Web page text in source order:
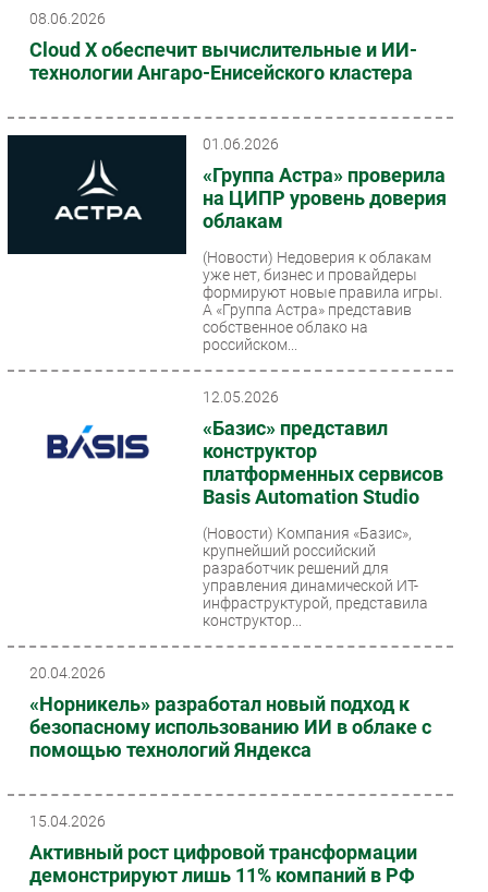
Каталог компаний
08.06.2026
Cloud X обеспечит вычислительные и ИИ-
технологии Ангаро-Енисейского кластера
01.06.2026
«Группа Астра» проверила
на ЦИПР уровень доверия
облакам
(Новости) Недоверия к облакам
уже нет, бизнес и провайдеры
формируют новые правила игры.
А «Группа Астра» представив
собственное облако на
российском...
12.05.2026
«Базис» представил
конструктор
платформенных сервисов
Basis Automation Studio
(Новости) Компания «Базис»,
крупнейший российский
разработчик решений для
управления динамической ИТ-
инфраструктурой, представила
конструктор...
20.04.2026
«Норникель» разработал новый подход к
безопасному использованию ИИ в облаке с
помощью технологий Яндекса
15.04.2026
Активный рост цифровой трансформации
демонстрируют лишь 11% компаний в РФ